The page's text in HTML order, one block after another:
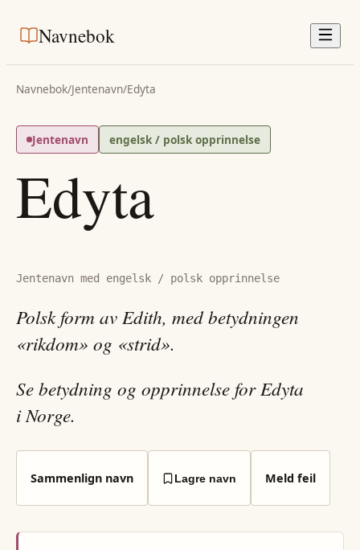
Navnebok
Navnebok/Jentenavn/Edyta
Jentenavn engelsk / polsk opprinnelse
Edyta
Jentenavn med engelsk / polsk opprinnelse
Polsk form av Edith, med betydningen
«rikdom» og «strid».
Se betydning og opprinnelse for Edyta
i Norge.
Sammenlign navn Lagre navn Meld feil